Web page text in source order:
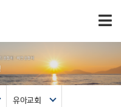
유아교회